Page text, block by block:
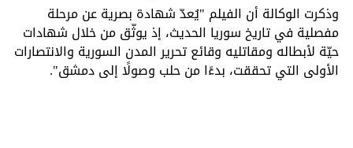
وذكرت الوكالة أن الفيلم "يُعدّ شهادة بصرية عن مرحلة
مفصلية في تاريخ سوريا الحديث، إذ يوثّق من خلال شهادات
حيّة لأبطاله ومقاتليه وقائع تحرير المدن السورية والانتصارات
الأولى التي تحققت، بدءًا من حلب وصولًا إلى دمشق".